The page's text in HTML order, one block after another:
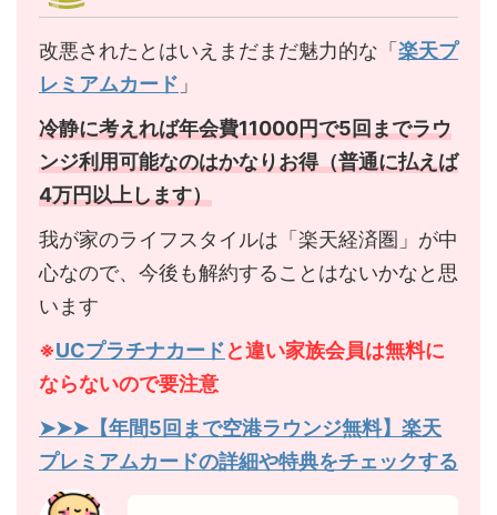
改悪されたとはいえまだまだ魅力的な「 楽天プ
レミアムカード 」
冷静に考えれば年会費11000円で5回までラウ
ンジ利用可能なのはかなりお得（普通に払えば
4万円以上します）
我が家のライフスタイルは「楽天経済圏」が中
心なので、今後も解約することはないかなと思
います
※UCプラチナカードと違い家族会員は無料に
ならないので要注意
➤➤➤【年間5回まで空港ラウンジ無料】楽天
プレミアムカードの詳細や特典をチェックする